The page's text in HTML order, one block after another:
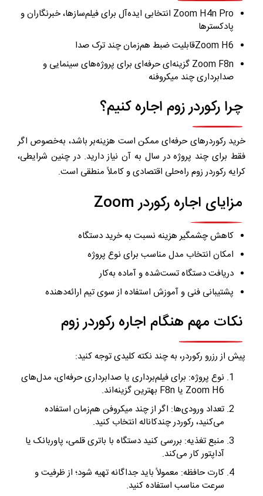
Zoom H4n Pro انتخابی ایده‌آل برای فیلم‌سازها، خبرنگاران و
پادکسترها
Zoom H6قابلیت ضبط هم‌زمان چند ترک صدا
Zoom F8n گزینه‌ای حرفه‌ای برای پروژه‌های سینمایی و
صدابرداری چند میکروفنه
چرا رکوردر زوم اجاره کنیم؟
خرید رکوردرهای حرفه‌ای ممکن است هزینه‌بر باشد، به‌خصوص اگر
فقط برای چند پروژه در سال به آن نیاز دارید. در چنین شرایطی،
کرایه رکوردر زوم راه‌حلی اقتصادی و کاملاً منطقی است.
مزایای اجاره رکوردر Zoom
کاهش چشمگیر هزینه نسبت به خرید دستگاه
امکان انتخاب مدل مناسب برای نوع پروژه
دریافت دستگاه تست‌شده و آماده به‌کار
پشتیبانی فنی و آموزش استفاده از سوی تیم ارائه‌دهنده
نکات مهم هنگام اجاره رکوردر زوم
پیش از رزرو رکوردر، به چند نکته کلیدی توجه کنید:
نوع پروژه: برای فیلم‌برداری یا صدابرداری حرفه‌ای، مدل‌های
Zoom H6 یا F8n بهترین گزینه‌اند.
تعداد ورودی‌ها: اگر از چند میکروفن هم‌زمان استفاده
می‌کنید، رکوردر چندکاناله انتخاب کنید.
منبع تغذیه: بررسی کنید دستگاه با باتری قلمی، پاوربانک یا
آداپتور کار می‌کند.
کارت حافظه: معمولاً باید جداگانه تهیه شود؛ از ظرفیت و
سرعت مناسب استفاده کنید.